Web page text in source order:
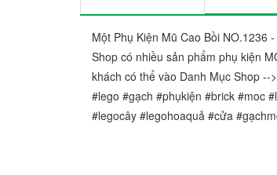
Một Phụ Kiện Mũ Cao Bồi NO.1236
Shop có nhiều sản phẩm phụ kiện
khách có thể vào Danh Mục Shop
#lego #gạch #phụkiện #brick #moc
#legocây #legohoaquả #cửa